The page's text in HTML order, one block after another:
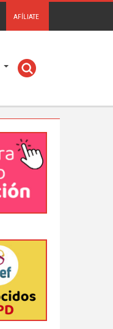
AFÍLIATE